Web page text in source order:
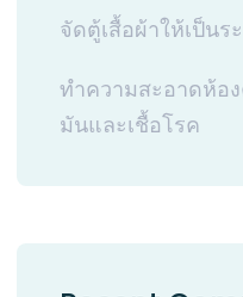
จัดตู้เสื้อผ้าให้เป็นร
ทำความสะอาดห้อ
มันและเชื้อโรค